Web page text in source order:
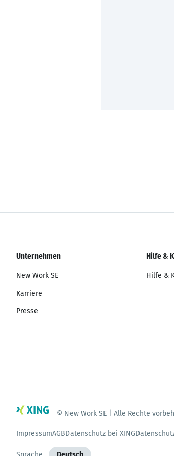
Unternehmen
New Work SE
Karriere
Presse
Hilfe &
Hilfe &
© New Work SE | Alle Rechte
ImpressumAGBDatenschutz bei XING